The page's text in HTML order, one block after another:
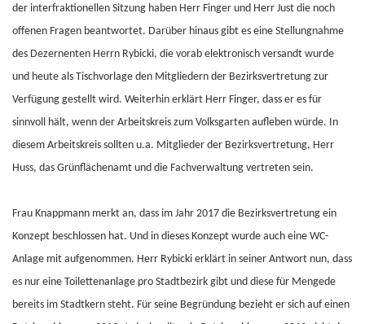
der interfraktionellen Sitzung haben Herr Finger und Herr Just die noch
offenen Fragen beantwortet. Darüber hinaus gibt es eine Stellungnahme
des Dezernenten Herrn Rybicki, die vorab elektronisch versandt wurde
und heute als Tischvorlage den Mitgliedern der Bezirksvertretung zur
Verfügung gestellt wird. Weiterhin erklärt Herr Finger, dass er es für
sinnvoll hält, wenn der Arbeitskreis zum Volksgarten aufleben würde. In
diesem Arbeitskreis sollten u.a. Mitglieder der Bezirksvertretung, Herr
Huss, das Grünflächenamt und die Fachverwaltung vertreten sein.
Frau Knappmann merkt an, dass im Jahr 2017 die Bezirksvertretung ein
Konzept beschlossen hat. Und in dieses Konzept wurde auch eine WC-
Anlage mit aufgenommen. Herr Rybicki erklärt in seiner Antwort nun, dass
es nur eine Toilettenanlage pro Stadtbezirk gibt und diese für Mengede
bereits im Stadtkern steht. Für seine Begründung bezieht er sich auf einen